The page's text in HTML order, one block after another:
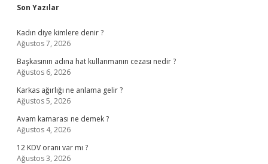
Sidebar
Son Yazılar
Kadın diye kimlere denir ?
Ağustos 7, 2026
Başkasının adına hat kullanmanın cezası nedir ?
Ağustos 6, 2026
Karkas ağırlığı ne anlama gelir ?
Ağustos 5, 2026
Avam kamarası ne demek ?
Ağustos 4, 2026
12 KDV oranı var mı ?
Ağustos 3, 2026